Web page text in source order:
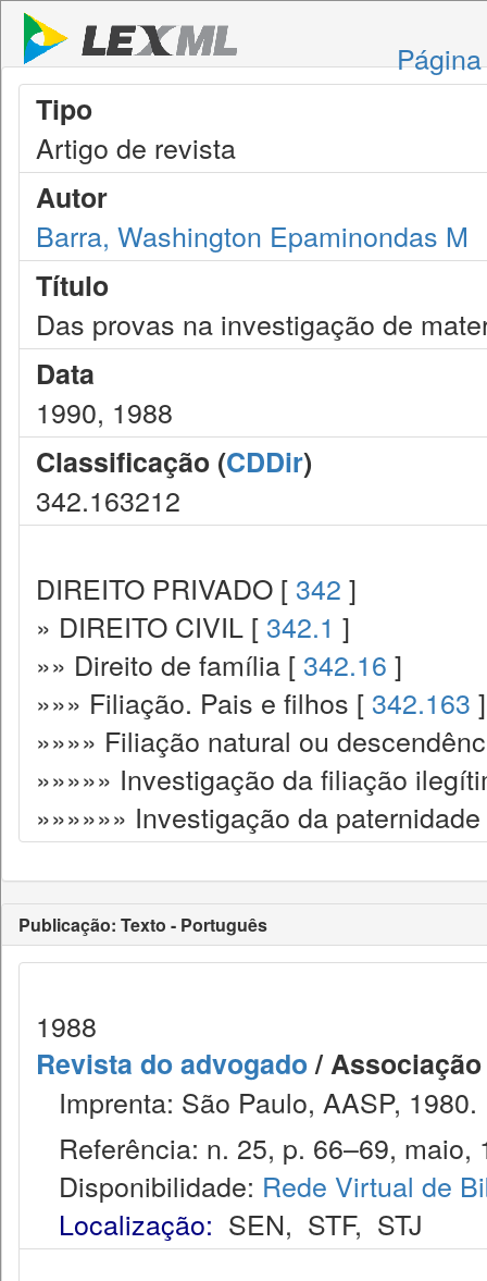
Tipo
Artigo de revista
Autor
Barra, Washington Epaminondas M
Título
Das provas na investigação de
Data
1990, 1988
Classificação (CDDir)
342.163212
DIREITO PRIVADO [ 342 ]
» DIREITO CIVIL [ 342.1 ]
»» Direito de família [ 342.16 ]
»»» Filiação. Pais e filhos [ 342.163 ]
»»»» Filiação natural ou
»»»»» Investigação da filiação
»»»»»» Investigação da
Publicação: Texto - Português
1988
Revista do advogado/
Imprenta: São Paulo, AASP, 1980.
Referência: n. 25, p. 66–69, maio,
Disponibilidade: Rede Virtual de
Localização: SEN, STF, STJ